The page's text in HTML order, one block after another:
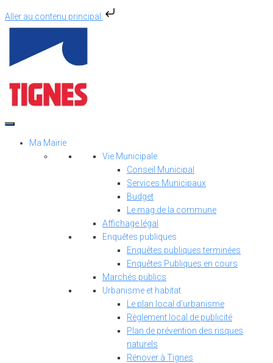
Aller au contenu principal
Aller
contenu
Ma Mairie
Vie Municipale
Conseil Municipal
Services Municipaux
Budget
Le mag de la commune
Affichage légal
Enquêtes publiques
Enquêtes publiques terminées
Enquêtes Publiques en cours
Marchés publics
Urbanisme et habitat
Le plan local d’urbanisme
Règlement local de publicité
Plan de prévention des risques
naturels
Rénover à Tignes